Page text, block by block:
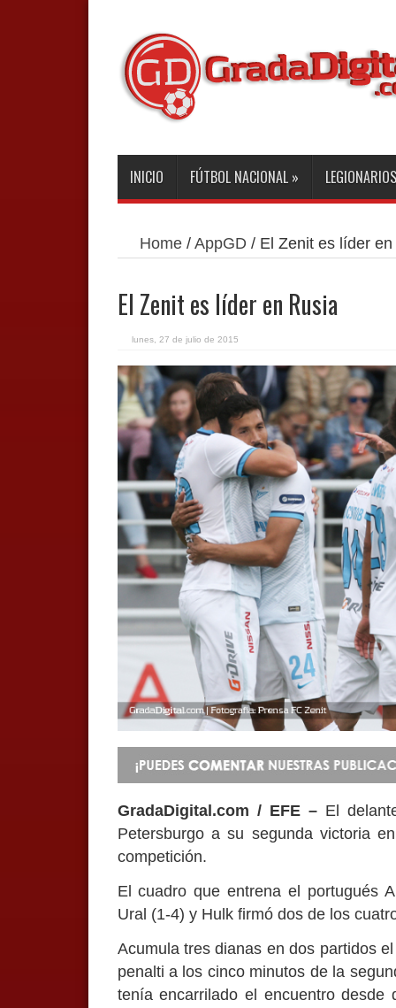
INICIO FÚTBOL NACIONAL » LEGIONARIOS
Home/ AppGD / El Zenit es líder en
El Zenit es líder en Rusia
lunes, 27 de julio de 2015
GradaDigital.com / EFE – El
Petersburgo a su segunda victoria
competición.
El cuadro que entrena el portugués
Ural (1-4) y Hulk firmó dos de los
Acumula tres dianas en dos partidos
penalti a los cinco minutos de la
tenía encarrilado el encuentro